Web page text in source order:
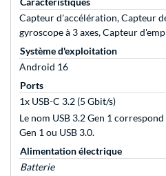
Capteur d'accélération, Capteur
gyroscope à 3 axes, Capteur
Système d'exploitation
Android 16
Ports
1x USB-C 3.2 (5 Gbit/s)
Le nom USB 3.2 Gen 1
Gen 1 ou USB 3.0.
Alimentation électrique
Batterie